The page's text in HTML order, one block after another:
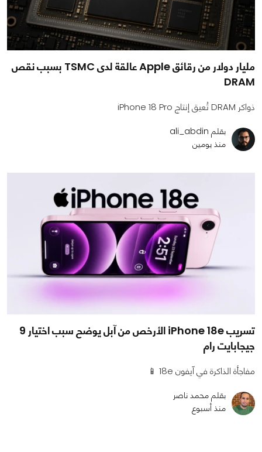
مليار دولار من رقائق Apple عالقة لدى TSMC بسبب نقص
DRAM
ذواكر DRAM تُعيق إنتاج iPhone 18 Pro
بقلم ali_abdin
منذ يومين
تسريب iPhone 18e الأرخص من آبل يوضح سبب اختيار 9
جيجابايت رام
مفاجأة الذاكرة في آيفون 18e 📱
بقلم محمد ناصر
منذ أسبوع